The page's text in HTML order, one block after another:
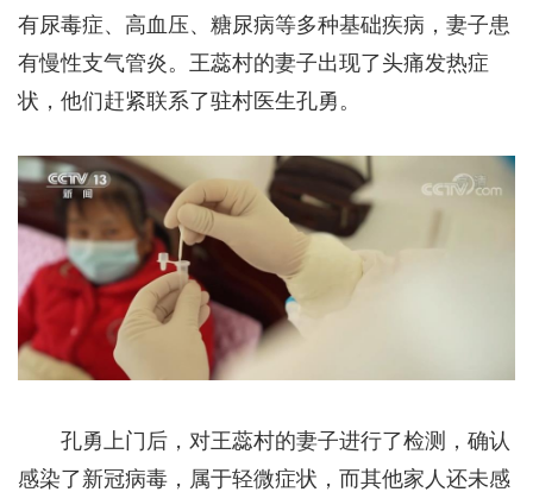
有尿毒症、高血压、糖尿病等多种基础疾病，妻子患
有慢性支气管炎。王蕊村的妻子出现了头痛发热症
状，他们赶紧联系了驻村医生孔勇。
孔勇上门后，对王蕊村的妻子进行了检测，确认
感染了新冠病毒，属于轻微症状，而其他家人还未感